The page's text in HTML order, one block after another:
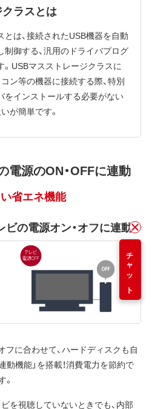
ラスとは
は、接続されたUSB機器を自動
御する、汎用のドライバプログ
USBマスストレージクラスに
ン等の機器に接続する際、特別
をインストールする必要がない
が簡単です。
電源のON・OFFに連動
省エネ機能
の電源オン・オフに連動！
フに合わせて、ハードディスクも自
機能」を搭載！消費電力を節約で
を視聴していないときでも、内部
チャット